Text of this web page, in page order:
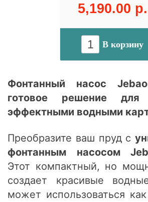
5,190.00 р.
В корзину
Фонтанный насос
готовое решение
эффектными водными
Преобразите ваш пруд с
фонтанным насосом
Этот компактный, но
создает красивые
может использоваться